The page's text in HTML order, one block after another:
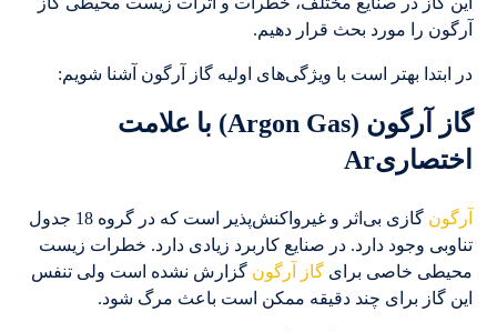
آرگون را مورد بحث قرار دهیم.
در ابتدا بهتر است با ویژگی‌های اولیه گاز آرگون آشنا شویم:
گاز آرگون (Argon Gas) با علامت
اختصاریAr
آرگون
گازی بی‌اثر و غیرواکنش‌پذیر است که در گروه 18 جدول
تناوبی وجود دارد. در صنایع کاربرد زیادی دارد. خطرات زیست
محیطی خاصی برایگاز آرگون گزارش نشده است ولی تنفس
این گاز برای چند دقیقه ممکن است باعث مرگ شود.